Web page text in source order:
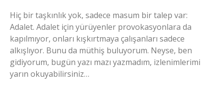
Hiç bir taşkınlık yok, sadece masum bir talep var:
Adalet. Adalet için yürüyenler provokasyonlara da
kapılmıyor, onları kışkırtmaya çalışanları sadece
alkışlıyor. Bunu da müthiş buluyorum. Neyse, ben
gidiyorum, bugün yazı mazı yazmadım, izlenimlerimi
yarın okuyabilirsiniz…